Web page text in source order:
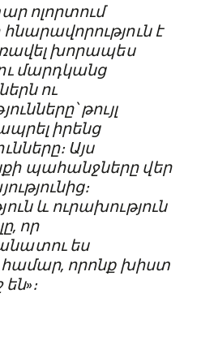
ոլորտում
է
խորապես
մարդկանց
ու
թույլ
իրենց
Այս
պահանջները վեր
և ուրախություն
որ
ես
որոնք խիստ